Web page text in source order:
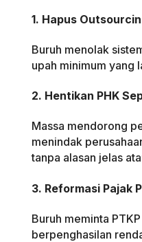
1. Hapus
Buruh menolak
upah minimum yang
2. Hentikan PHK
Massa mendorong
menindak
tanpa alasan jelas
3. Reformasi Pajak
Buruh meminta
berpenghasilan